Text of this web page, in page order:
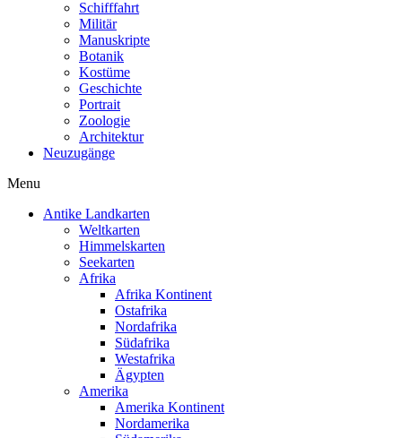
Schifffahrt
Militär
Manuskripte
Botanik
Kostüme
Geschichte
Portrait
Zoologie
Architektur
Neuzugänge
Menu
Antike Landkarten
Weltkarten
Himmelskarten
Seekarten
Afrika
Afrika Kontinent
Ostafrika
Nordafrika
Südafrika
Westafrika
Ägypten
Amerika
Amerika Kontinent
Nordamerika